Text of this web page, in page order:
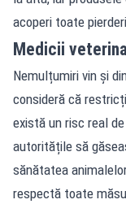
acoperi toate
Medicii
Nemulțumiri vin și
consideră că
există un risc real
autoritățile să
sănătatea
respectă toate